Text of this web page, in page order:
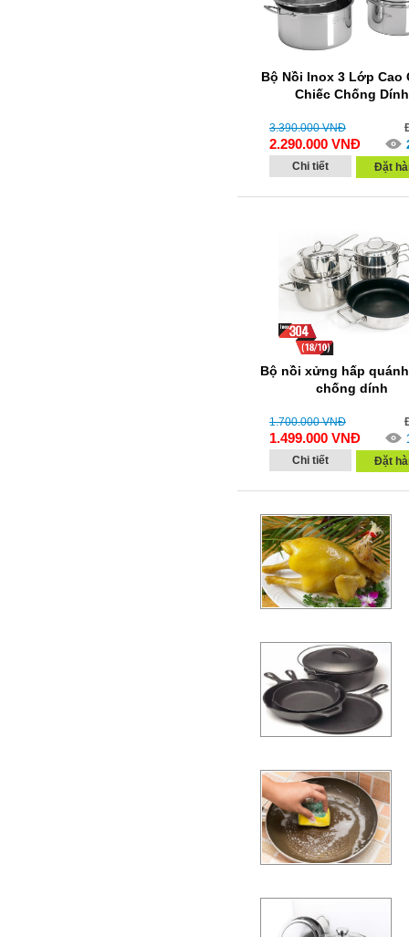
Bộ Nồi Inox 3 Lớp Cao
Chiếc Chống Dính
3.390.000VNĐ
2.290.000 VNĐ
Chi tiết Đặt
Bộ nồi xửng hấp
chống dính
1.700.000VNĐ
1.499.000 VNĐ
Chi tiết Đặt